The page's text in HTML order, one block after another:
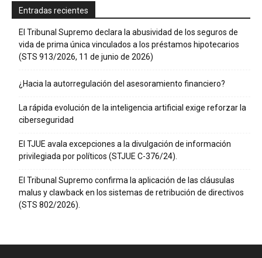
Entradas recientes
El Tribunal Supremo declara la abusividad de los seguros de
vida de prima única vinculados a los préstamos hipotecarios
(STS 913/2026, 11 de junio de 2026)
¿Hacia la autorregulación del asesoramiento financiero?
La rápida evolución de la inteligencia artificial exige reforzar la
ciberseguridad
El TJUE avala excepciones a la divulgación de información
privilegiada por políticos (STJUE C-376/24).
El Tribunal Supremo confirma la aplicación de las cláusulas
malus y clawback en los sistemas de retribución de directivos
(STS 802/2026).